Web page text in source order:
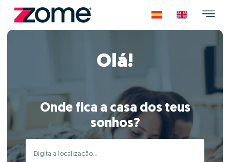
Olá!
Onde fica a casa dos teus
sonhos?